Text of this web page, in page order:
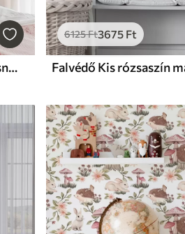
Falvédő Függőleges szalagok masnival, elefántcsont háttérrel
6125Ft3675 Ft